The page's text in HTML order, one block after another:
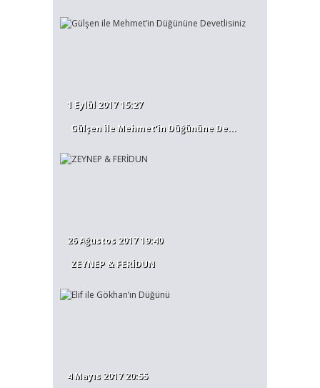
1 Eylül 2017 15:27
Gülşen ile Mehmet’in Düğününe De...
26 Ağustos 2017 19:40
ZEYNEP & FERİDUN
4 Mayıs 2017 20:55